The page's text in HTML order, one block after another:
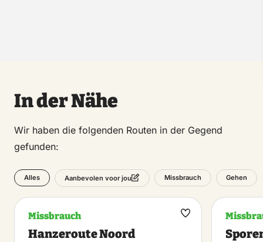
In der Nähe
Wir haben die folgenden Routen in der Gegend
gefunden:
Alles Aanbevolen voor jou Missbrauch Gehen
Missbrauch
Hanzeroute Noord
Maak